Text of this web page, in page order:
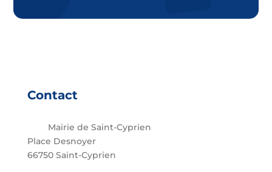
Contact
Mairie de Saint-Cyprien
Place Desnoyer
66750 Saint-Cyprien